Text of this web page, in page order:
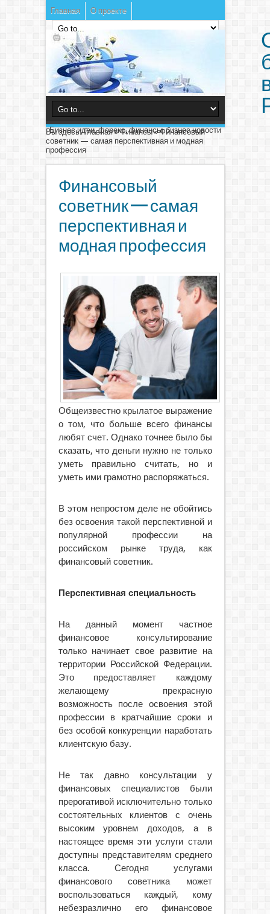
Главная О проекте
Бизнес идеи, форекс, финансы, бизнес новости
Вы здесь:Главная»Финансы»Финансовый
советник — самая перспективная и модная
профессия
Финансовый
советник — самая
перспективная и
модная профессия
Общеизвестно крылатое выражение
о том, что больше всего финансы
любят счет. Однако точнее было бы
сказать, что деньги нужно не только
уметь правильно считать, но и
уметь ими грамотно распоряжаться.
В этом непростом деле не обойтись
без освоения такой перспективной и
популярной профессии на
российском рынке труда, как
финансовый советник.
Перспективная специальность
На данный момент частное
финансовое консультирование
только начинает свое развитие на
территории Российской Федерации.
Это предоставляет каждому
желающему прекрасную
возможность после освоения этой
профессии в кратчайшие сроки и
без особой конкуренции наработать
клиентскую базу.
Не так давно консультации у
финансовых специалистов были
прерогативой исключительно только
состоятельных клиентов с очень
высоким уровнем доходов, а в
настоящее время эти услуги стали
доступны представителям среднего
класса. Сегодня услугами
финансового советника может
воспользоваться каждый, кому
небезразлично его финансовое